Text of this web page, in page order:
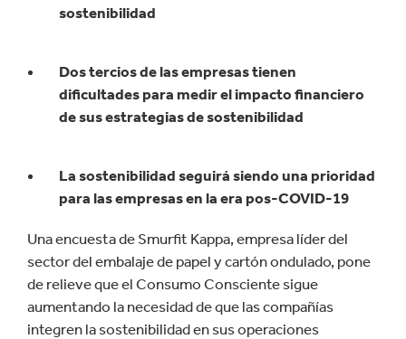
sostenibilidad
Dos tercios de las empresas tienen
dificultades para medir el impacto financiero
de sus estrategias de sostenibilidad
La sostenibilidad seguirá siendo una prioridad
para las empresas en la era pos-COVID-19
Una encuesta de Smurfit Kappa, empresa líder del
sector del embalaje de papel y cartón ondulado, pone
de relieve que el Consumo Consciente sigue
aumentando la necesidad de que las compañías
integren la sostenibilidad en sus operaciones